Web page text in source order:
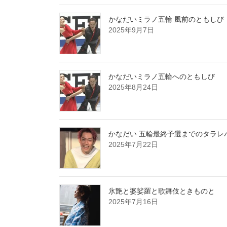
かなだいミラノ五輪 風前のともしび
2025年9月7日
かなだいミラノ五輪へのともしび
2025年8月24日
かなだい 五輪最終予選までのタラレ
2025年7月22日
氷艶と婆娑羅と歌舞伎ときものと
2025年7月16日